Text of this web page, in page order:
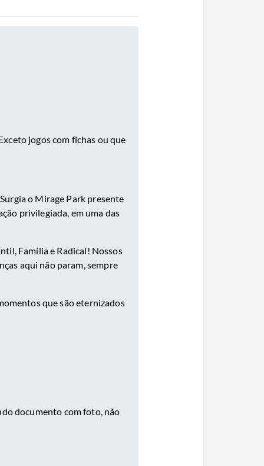
jogos com fichas ou que
o Mirage Park presente
privilegiada, em uma das
Família e Radical! Nossos
aqui não param, sempre
que são eternizados
documento com foto, não